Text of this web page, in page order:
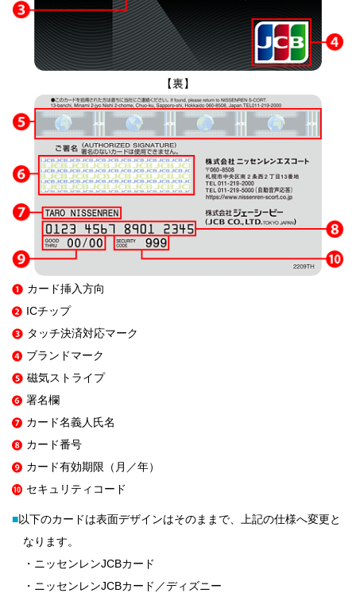
【裏】
カード挿入方向
ICチップ
タッチ決済対応マーク
ブランドマーク
磁気ストライプ
署名欄
カード名義人氏名
カード番号
カード有効期限（月／年）
セキュリティコード
■以下のカードは表面デザインはそのままで、上記の仕様へ変更と
なります。
・ニッセンレンJCBカード
・ニッセンレンJCBカード／ディズニー